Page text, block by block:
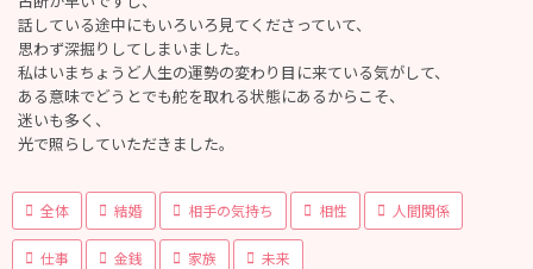
話している途中にもいろいろ見てくださっていて、
思わず深掘りしてしまいました。
私はいまちょうど人生の運勢の変わり目に来ている気がして、
ある意味でどうとでも舵を取れる状態にあるからこそ、
迷いも多く、
光で照らしていただきました。
全体 結婚 相手の気持ち 相性 人間関係
仕事 金銭 家族 未来